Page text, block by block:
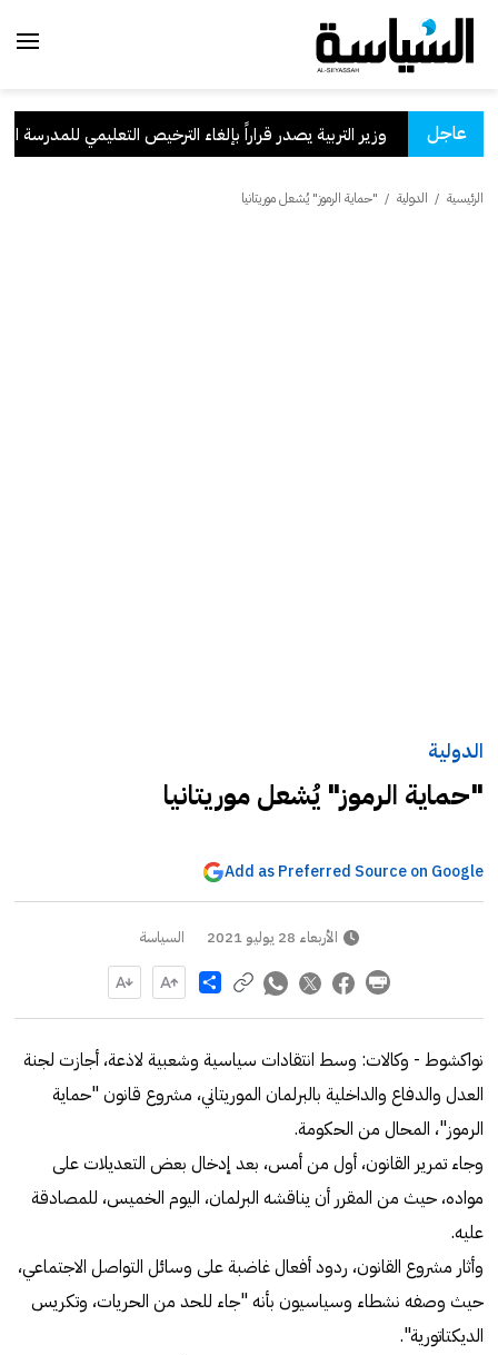
عاجل
. وزير التربية يصدر قراراً بإلغاء الترخيص التعليمي للمدرسة
الرئيسية / الدولية / "حماية الرموز" يُشعل موريتانيا
الدولية
"حماية الرموز" يُشعل موريتانيا
Add as Preferred Source on Google
الأربعاء 28 يوليو 2021 السياسة
Share
نواكشوط - وكالات: وسط انتقادات سياسية وشعبية لاذعة، أجازت لجنة
العدل والدفاع والداخلية بالبرلمان الموريتاني، مشروع قانون "حماية
الرموز"، المحال من الحكومة.
وجاء تمرير القانون، أول من أمس، بعد إدخال بعض التعديلات على
مواده، حيث من المقرر أن يناقشه البرلمان، اليوم الخميس، للمصادقة
عليه.
وأثار مشروع القانون، ردود أفعال غاضبة على وسائل التواصل الاجتماعي،
حيث وصفه نشطاء وسياسيون بأنه "جاء للحد من الحريات، وتكريس
الديكتاتورية".